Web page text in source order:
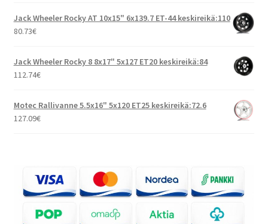
Jack Wheeler Rocky AT 10x15" 6x139.7 ET-44 keskireikä:110
80.73€
Jack Wheeler Rocky 8 8x17" 5x127 ET20 keskireikä:84
112.74€
Motec Rallivanne 5.5x16" 5x120 ET25 keskireikä:72.6
127.09€